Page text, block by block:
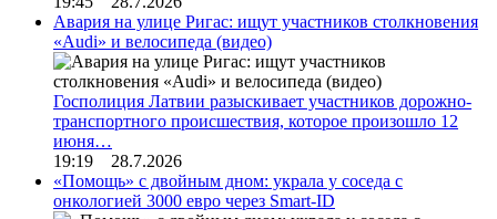
Авария на улице Ригас: ищут участников столкновения
«Audi» и велосипеда (видео)
Госполиция Латвии разыскивает участников дорожно-
транспортного происшествия, которое произошло 12
июня…
19:19 28.7.2026
«Помощь» с двойным дном: украла у соседа с
онкологией 3000 евро через Smart-ID